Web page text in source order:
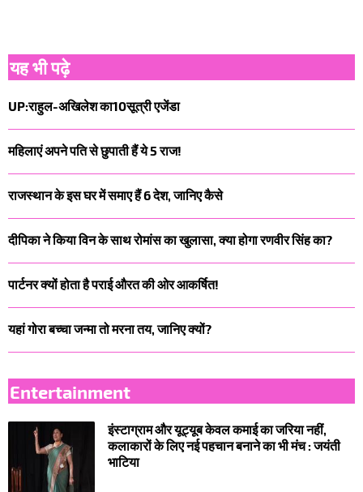
यह भी पढ़े
UP:राहुल-अखिलेश का10सूत्री एजेंडा
महिलाएं अपने पति से छुपाती हैं ये 5 राज!
राजस्थान के इस घर में समाए हैं 6 देश, जानिए कैसे
दीपिका ने किया विन के साथ रोमांस का खुलासा, क्या होगा रणवीर सिंह का?
पार्टनर क्यों होता है पराई औरत की ओर आकर्षित!
यहां गोरा बच्चा जन्मा तो मरना तय, जानिए क्यों?
Entertainment
इंस्टाग्राम और यूट्यूब केवल कमाई का जरिया नहीं,
कलाकारों के लिए नई पहचान बनाने का भी मंच : जयंती
भाटिया